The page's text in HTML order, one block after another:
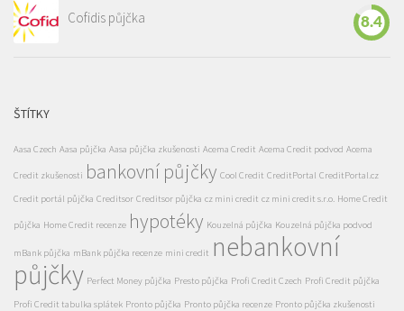
Cofidis půjčka 8.4
ŠTÍTKY
Aasa Czech Aasa půjčka Aasa půjčka zkušenosti Acema Credit Acema Credit podvod Acema
Credit zkušenosti bankovní půjčky Cool Credit CreditPortal CreditPortal.cz
Credit portál půjčka Creditsor Creditsor půjčka cz mini credit cz mini credit s.r.o. Home Credit
půjčka Home Credit recenze hypotéky Kouzelná půjčka Kouzelná půjčka podvod
mBank půjčka mBank půjčka recenze mini credit nebankovní
půjčky Perfect Money půjčka Presto půjčka Profi Credit Czech Profi Credit půjčka
Profi Credit tabulka splátek Pronto půjčka Pronto půjčka recenze Pronto půjčka zkušenosti